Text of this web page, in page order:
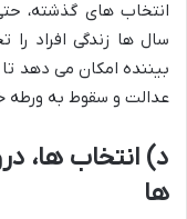
انتخاب های گذشته،
سال ها زندگی افراد را
بیننده امکان می دهد
عدالت و سقوط به ورطه
د) انتخاب ها،
ها